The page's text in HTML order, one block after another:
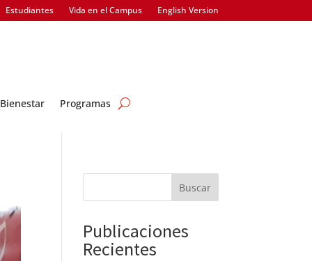
Estudiantes Vida en el Campus English Version
Bienestar Programas
Buscar
Publicaciones
Recientes